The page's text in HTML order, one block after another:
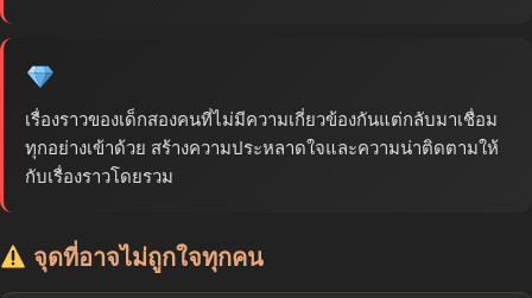
เรื่องราวของเด็กสองคนที่ไม่มีความเกี่ยวข้องกันแต่กลับมาเชื่อม
ทุกอย่างเข้าด้วย สร้างความประหลาดใจและความน่าติดตามให้
กับเรื่องราวโดยรวม
จุดที่อาจไม่ถูกใจทุกคน